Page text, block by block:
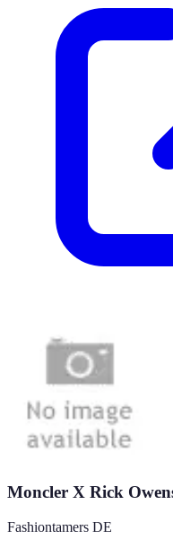
Moncler X Rick
Fashiontamers DE